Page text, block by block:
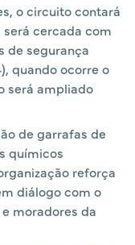
o circuito contará
cercada com
de segurança
quando ocorre o
será ampliado
de garrafas de
químicos
reforça
diálogo com o
moradores da